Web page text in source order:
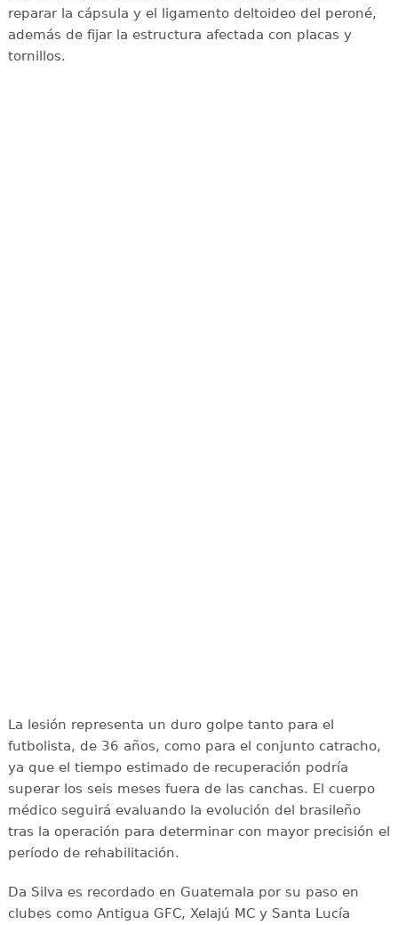
reparar la cápsula y el ligamento deltoideo del peroné,
además de fijar la estructura afectada con placas y
tornillos.
La lesión representa un duro golpe tanto para el
futbolista, de 36 años, como para el conjunto catracho,
ya que el tiempo estimado de recuperación podría
superar los seis meses fuera de las canchas. El cuerpo
médico seguirá evaluando la evolución del brasileño
tras la operación para determinar con mayor precisión el
período de rehabilitación.
Da Silva es recordado en Guatemala por su paso en
clubes como Antigua GFC, Xelajú MC y Santa Lucía